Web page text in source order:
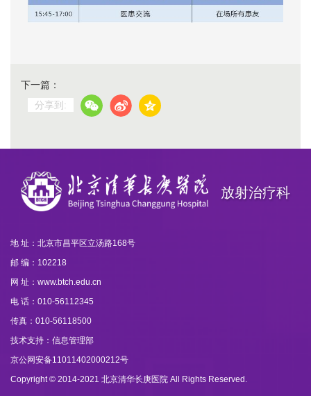
下一篇：
分享到:
放射治疗科
地 址：北京市昌平区立汤路168号
邮 编：102218
网 址：www.btch.edu.cn
电 话：010-56112345
传真：010-56118500
技术支持：信息管理部
京公网安备11011402000212号
Copyright © 2014-2021 北京清华长庚医院 All Rights Reserved.